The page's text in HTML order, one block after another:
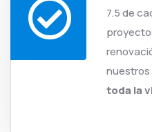
7.5 de
nuestros
toda la